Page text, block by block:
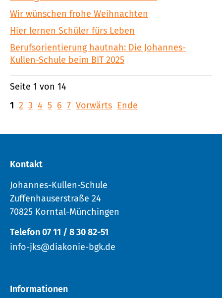
Wir wünschen frohe Weihnachten
Hier lernen Schüler fürs Leben
Berufsorientierung hautnah: Die Johannes-
Kullen-Schule beim BIT 2025
Seite 1 von 14
1 2 3 4 5 6 7 Vorwärts Ende
Kontakt
Johannes-Kullen-Schule
Zuffenhauserstraße 24
70825 Korntal-Münchingen
Telefon 07 11 / 8 30 82-51
info-jks@diakonie-bgk.de
Informationen